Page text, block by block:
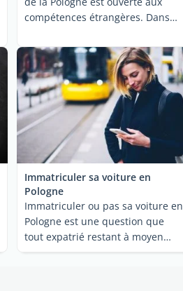
compétences étrangères. Dans
Immatriculer sa voiture en
Pologne
Immatriculer ou pas sa voiture en
Pologne est une question que
tout expatrié restant à moyen
terme dans ...